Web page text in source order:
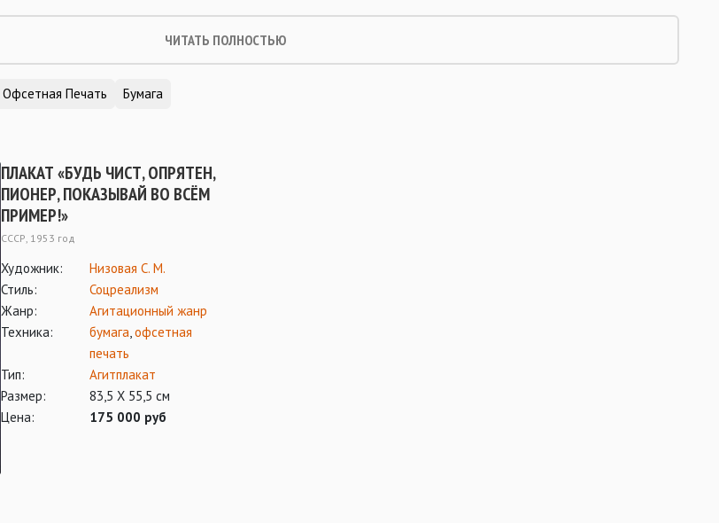
ЧИТАТЬ ПОЛНОСТЬЮ
Офсетная Печать Бумага
ПЛАКАТ «БУДЬ ЧИСТ, ОПРЯТЕН,
ПИОНЕР, ПОКАЗЫВАЙ ВО ВСЁМ
ПРИМЕР!»
СССР, 1953 год
Художник:
Низовая С. М.
Стиль:
Соцреализм
Жанр:
Агитационный жанр
Техника:
бумага,офсетная
печать
Тип:
Агитплакат
Размер:
83,5 Х 55,5 см
Цена:
175 000 руб